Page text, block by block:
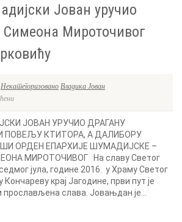
Јован уручио
Симеона Мироточивог
НекатегоризованоВладика Јован
ЈОВАН УРУЧИО ДРАГАНУ
ПОВЕЉУ КТИТОРА, А ДАЛИБОРУ
ОРДЕН ЕПАРХИЈЕ ШУМАДИЈСКЕ –
МИРОТОЧИВОГ На славу Светог
јула, године 2016. у Храму Светог
крај Јагодине, први пут је
прослављена слава. Јовањдан је...